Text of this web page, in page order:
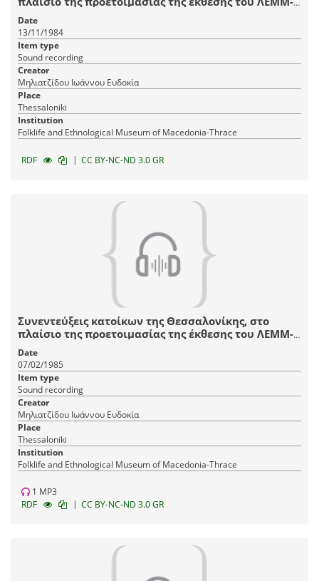
Θ "Αστικό Σπίτι Θεσσαλονίκης, 1880-1912".
Date
13/11/1984
Item type
Sound recording
Creator
Μηλιατζίδου Ιωάννου Ευδοκία
Place
Thessaloniki
Institution
Fοlklife and Ethnological Museum of Macedonia-Thrace
RDF | CC BY-NC-ND 3.0 GR
Συνεντεύξεις κατοίκων της Θεσσαλονίκης, στο
πλαίσιο της προετοιμασίας της έκθεσης του ΛΕΜΜ-
Θ "Αστικό Σπίτι Θεσσαλονίκης, 1880-1912".
Date
07/02/1985
Item type
Sound recording
Creator
Μηλιατζίδου Ιωάννου Ευδοκία
Place
Thessaloniki
Institution
Fοlklife and Ethnological Museum of Macedonia-Thrace
1 MP3
RDF
| CC BY-NC-ND 3.0 GR